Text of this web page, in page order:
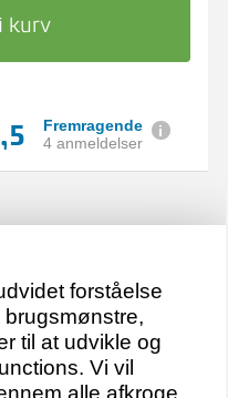
kurv
Fremragende
4 anmeldelser
forståelse
til at udvikle og
Vi vil
alle afkroge